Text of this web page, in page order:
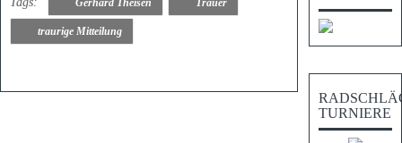
Gerhard Theisen Trauer
traurige Mitteilung
TURNIERE